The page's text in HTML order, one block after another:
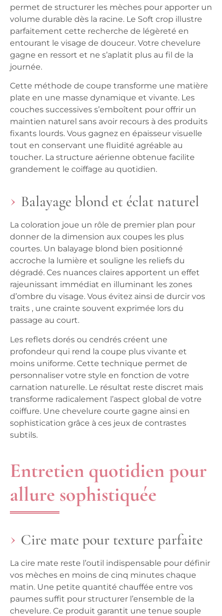
permet de structurer les mèches pour apporter un
volume durable dès la racine. Le Soft crop illustre
parfaitement cette recherche de légèreté en
entourant le visage de douceur. Votre chevelure
gagne en ressort et ne s’aplatit plus au fil de la
journée.
Cette méthode de coupe transforme une matière
plate en une masse dynamique et vivante. Les
couches successives s’emboîtent pour offrir un
maintien naturel sans avoir recours à des produits
fixants lourds. Vous gagnez en épaisseur visuelle
tout en conservant une fluidité agréable au
toucher. La structure aérienne obtenue facilite
grandement le coiffage au quotidien.
Balayage blond et éclat naturel
La coloration joue un rôle de premier plan pour
donner de la dimension aux coupes les plus
courtes. Un balayage blond bien positionné
accroche la lumière et souligne les reliefs du
dégradé. Ces nuances claires apportent un effet
rajeunissant immédiat en illuminant les zones
d’ombre du visage. Vous évitez ainsi de durcir vos
traits , une crainte souvent exprimée lors du
passage au court.
Les reflets dorés ou cendrés créent une
profondeur qui rend la coupe plus vivante et
moins uniforme. Cette technique permet de
personnaliser votre style en fonction de votre
carnation naturelle. Le résultat reste discret mais
transforme radicalement l’aspect global de votre
coiffure. Une chevelure courte gagne ainsi en
sophistication grâce à ces jeux de contrastes
subtils.
Entretien quotidien pour
allure sophistiquée
Cire mate pour texture parfaite
La cire mate reste l’outil indispensable pour définir
vos mèches en moins de cinq minutes chaque
matin. Une petite quantité chauffée entre vos
paumes suffit pour structurer l’ensemble de la
chevelure. Ce produit garantit une tenue souple